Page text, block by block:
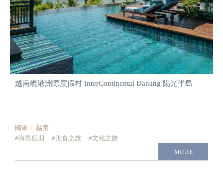
越南峴港洲際度假村 InterContinental Danang 陽光半島
國家： 越南
#海島假期
#美食之旅 #文化之旅
MORE